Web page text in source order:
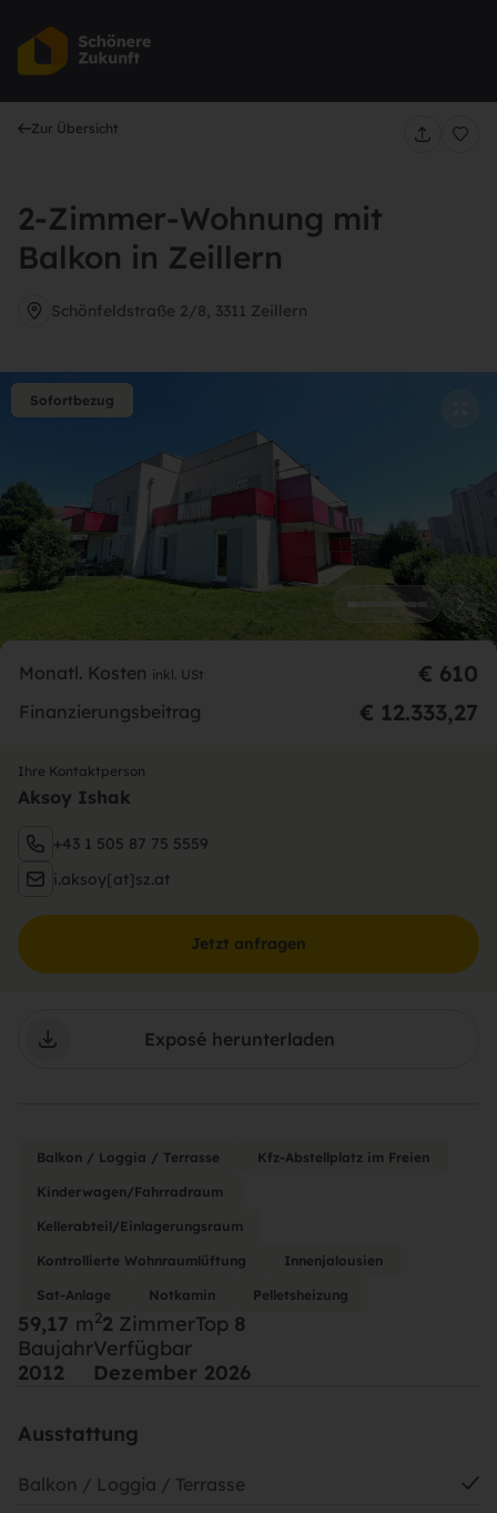
Zur Übersicht
2-Zimmer-Wohnung mit
Balkon in Zeillern
Schönfeldstraße 2/8, 3311 Zeillern
Sofortbezug
Monatl. Kosten inkl. USt € 610
Finanzierungsbeitrag € 12.333,27
Ihre Kontaktperson
Aksoy Ishak
+43 1 505 87 75 5559
i.aksoy[at]sz.at
Jetzt anfragen
Exposé herunterladen
Balkon / Loggia / Terrasse Kfz-Abstellplatz im Freien
Kinderwagen/Fahrradraum
Kellerabteil/Einlagerungsraum
Kontrollierte Wohnraumlüftung Innenjalousien
Sat-Anlage Notkamin Pelletsheizung
59,17 m22 ZimmerTop 8
Baujahr
2012
Verfügbar
Dezember 2026
Ausstattung
Balkon / Loggia / Terrasse